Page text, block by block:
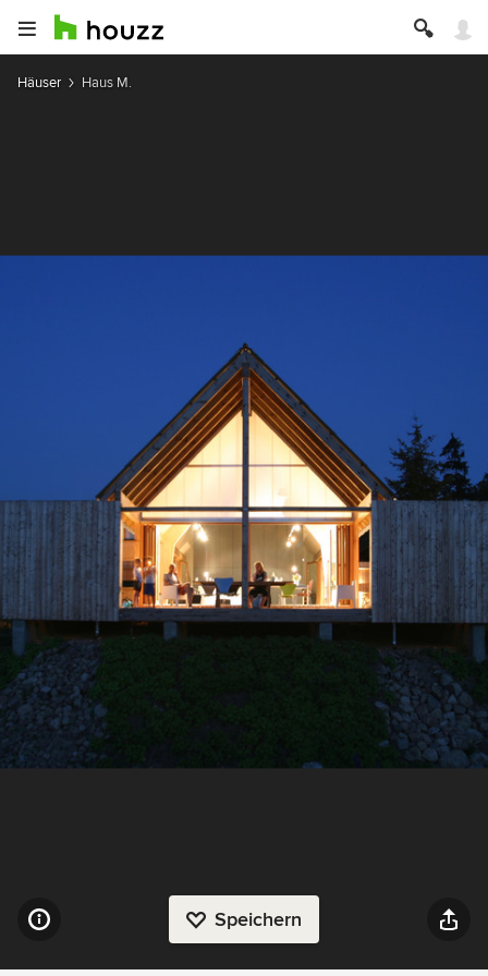
Häuser Haus M.
Speichern